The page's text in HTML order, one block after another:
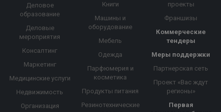
Деловое
образование
Деловые
мероприятия
Консалтинг
Маркетинг
Медицинские услуги
Недвижимость
Организация
Книги
Машины и
оборудование
Мебель
Одежда
Парфюмерия и
косметика
Продукты питания
Резинотехнические
проекты
Франшизы
Коммерческие
тендеры
Меры поддержки
Партнерская сеть
Проект «Вас ждут
регионы»
Первая